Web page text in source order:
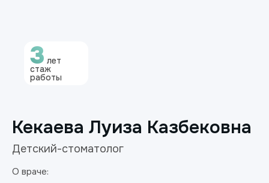
Кекаева Луиза Казбековна
Детский-стоматолог
О враче:
3 лет
стаж
работы